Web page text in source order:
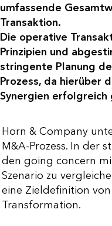
umfassende
Transaktion.
Die operative
Prinzipien und
stringente Planung
Prozess, da hierüber
Synergien
Horn & Company
M&A-Prozess. In der
den going concern
Szenario zu
eine Zieldefinition
Transformation.